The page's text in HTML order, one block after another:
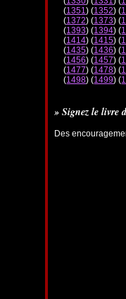
(1351) (1352) (
(1372) (1373) (
(1393) (1394) (
(1414) (1415) (
(1435) (1436) (
(1456) (1457) (
(1477) (1478) (
(1498) (1499) (
» Signez le livre
Des